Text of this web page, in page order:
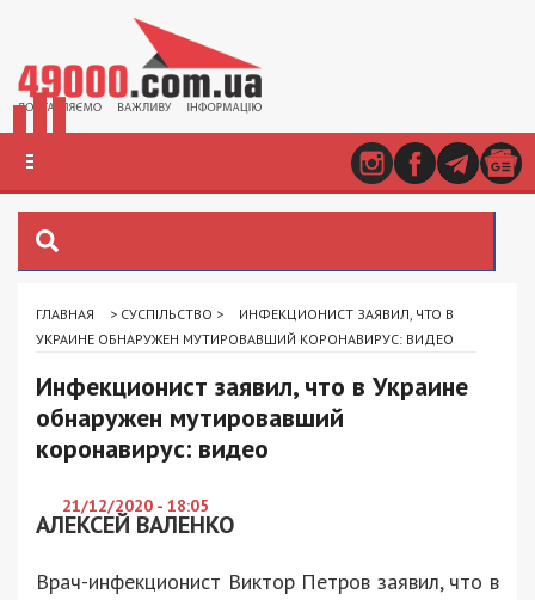
ГЛАВНАЯ > СУСПІЛЬСТВО >
ИНФЕКЦИОНИСТ ЗАЯВИЛ, ЧТО В
УКРАИНЕ ОБНАРУЖЕН МУТИРОВАВШИЙ КОРОНАВИРУС: ВИДЕО
Инфекционист заявил, что в Украине
обнаружен мутировавший
коронавирус: видео
21/12/2020 - 18:05
АЛЕКСЕЙ ВАЛЕНКО
Врач-инфекционист Виктор Петров заявил, что в